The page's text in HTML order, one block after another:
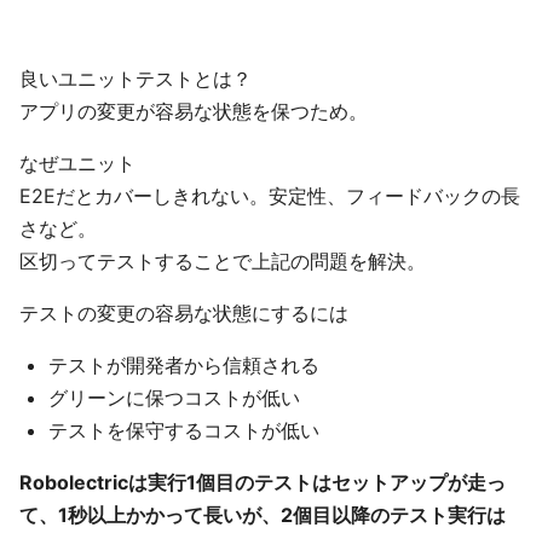
良いユニットテストとは？
アプリの変更が容易な状態を保つため。
なぜユニット
E2Eだとカバーしきれない。安定性、フィードバックの長
さなど。
区切ってテストすることで上記の問題を解決。
テストの変更の容易な状態にするには
テストが開発者から信頼される
グリーンに保つコストが低い
テストを保守するコストが低い
Robolectricは実行1個目のテストはセットアップが走っ
て、1秒以上かかって長いが、2個目以降のテスト実行は